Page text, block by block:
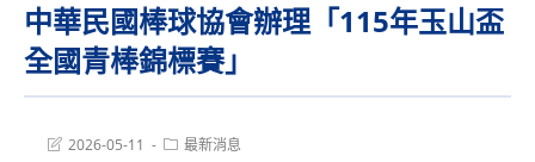
中華民國棒球協會辦理「115年玉山盃
全國青棒錦標賽」
Post2026-05-11
Post最新消息